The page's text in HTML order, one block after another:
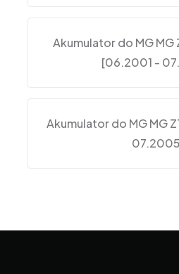
Akumulator do MG MG
[06.2001 -
Akumulator do MG MG